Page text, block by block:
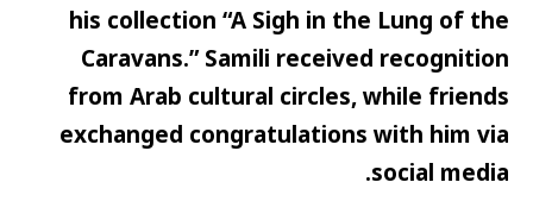
his collection “A Sigh in the Lung of the
Caravans.” Samili received recognition
from Arab cultural circles, while friends
exchanged congratulations with him via
social media.